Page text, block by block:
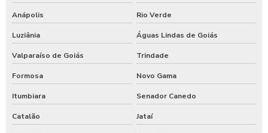
Anápolis Rio Verde
Luziânia Águas Lindas de Goiás
Valparaíso de Goiás Trindade
Formosa Novo Gama
Itumbiara Senador Canedo
Catalão Jataí